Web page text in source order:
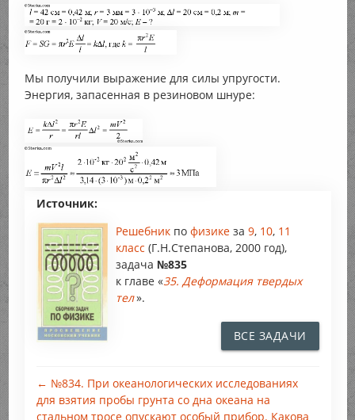
Мы получили выражение для силы упругости.
Энергия, запасенная в резиновом шнуре:
Источник:
Решебник по физике за 9, 10, 11
класс (Г.Н.Степанова, 2000 год),
задача №835
к главе «35. Деформация твердых
тел».
ВСЕ ЗАДАЧИ
← №834. При океанологических исследованиях
для взятия пробы грунта со дна океана на
стальном тросе опускают особый прибор. Какова